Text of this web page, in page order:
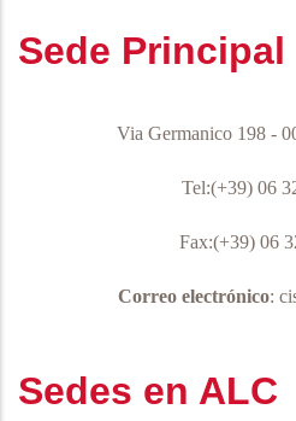
Sede Principal
Via Germanico 198 -
Tel:(+39) 06
Fax:(+39) 06
Correo electrónico:
Sedes en ALC